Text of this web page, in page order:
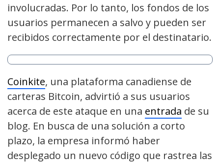
involucradas. Por lo tanto, los fondos de los
usuarios permanecen a salvo y pueden ser
recibidos correctamente por el destinatario.
Coinkite, una plataforma canadiense de
carteras Bitcoin, advirtió a sus usuarios
acerca de este ataque en una entrada de su
blog. En busca de una solución a corto
plazo, la empresa informó haber
desplegado un nuevo código que rastrea las